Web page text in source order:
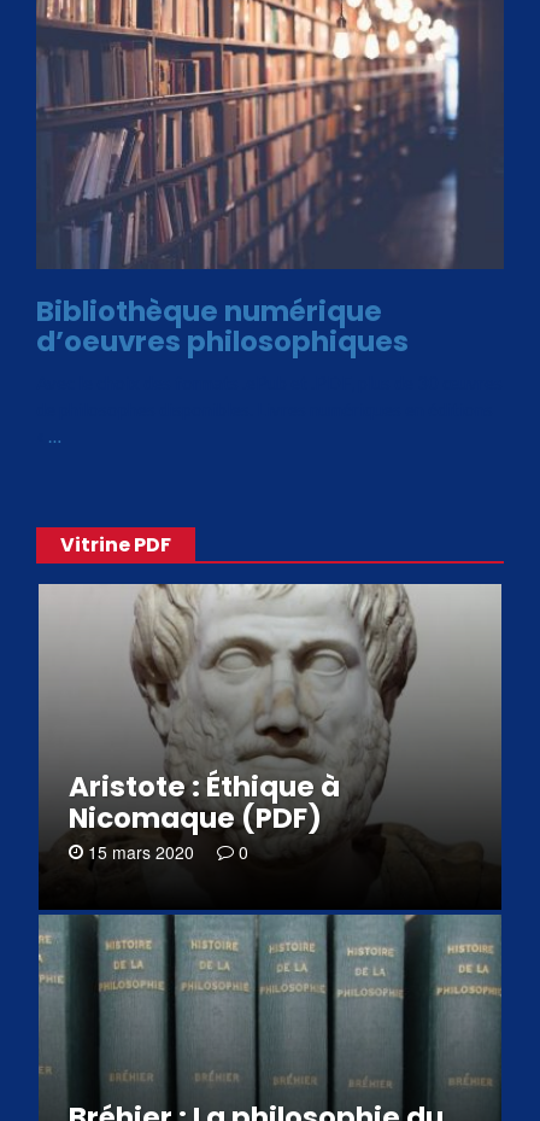
Bibliothèque numérique
d’oeuvres philosophiques
…
Vitrine PDF
Aristote : Éthique à
Nicomaque (PDF)
15 mars 2020 0